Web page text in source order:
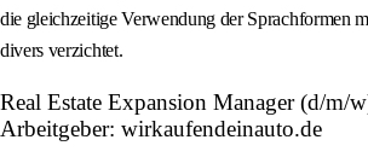
die gleichzeitige Verwendung der Sprachformen
divers verzichtet.
Real Estate Expansion Manager (d/m/
Arbeitgeber: wirkaufendeinauto.de